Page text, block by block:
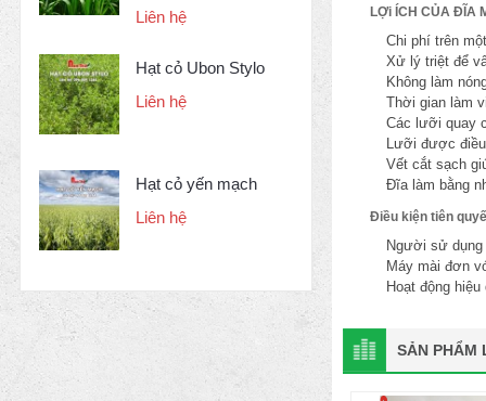
Liên hệ
Hạt cỏ Ubon Stylo
Liên hệ
Hạt cỏ yến mạch
Liên hệ
LỢi ÍCH CỦA ĐĨA
Chi phí trên
Xử lý triệt để
Không làm
Thời gian làm
Các lưỡi quay
Lưỡi được
Vết cắt sạch
Đĩa làm bằng
Điều kiện tiên
Người sử dụng
Máy mài đơn
Hoạt động
SẢN PHẨM